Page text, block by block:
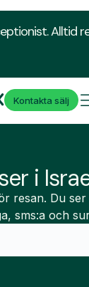
Alltid
Kontakta sälj
i
resan. Du ser
sms:a och